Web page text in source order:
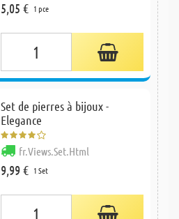
5,05 € 1 pce
Set de pierres à bijoux -
Elegance
fr.Views.Set.Html
9,99 € 1 Set